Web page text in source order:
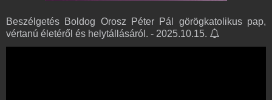
Beszélgetés Boldog Orosz Péter Pál görögkatolikus pap,
vértanú életéről és helytállásáról. - 2025.10.15.